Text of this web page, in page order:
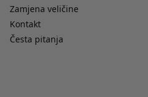
Zamjena veličine
Kontakt
Česta pitanja